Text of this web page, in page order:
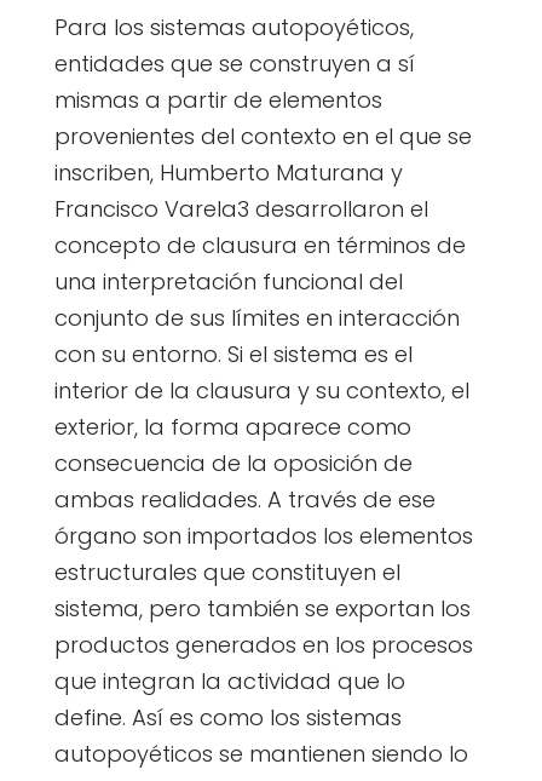
Para los sistemas autopoyéticos,
entidades que se construyen a sí
mismas a partir de elementos
provenientes del contexto en el que se
inscriben, Humberto Maturana y
Francisco Varela3 desarrollaron el
concepto de clausura en términos de
una interpretación funcional del
conjunto de sus límites en interacción
con su entorno. Si el sistema es el
interior de la clausura y su contexto, el
exterior, la forma aparece como
consecuencia de la oposición de
ambas realidades. A través de ese
órgano son importados los elementos
estructurales que constituyen el
sistema, pero también se exportan los
productos generados en los procesos
que integran la actividad que lo
define. Así es como los sistemas
autopoyéticos se mantienen siendo lo